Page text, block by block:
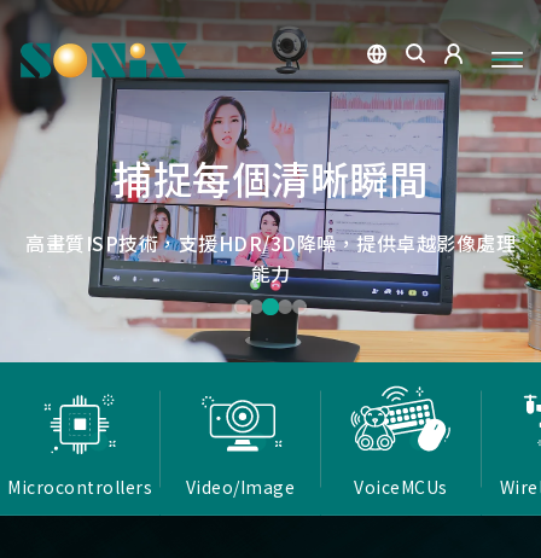
微小核心，巨大力量
松翰MCU：極致效能，智慧應用無所不在
低延遲戰場
Report Rate 性能之巔，松翰電競，掌控每一秒
捕捉每個清晰瞬間
高畫質ISP技術，支援HDR/3D降噪，提供卓越影像處理
能力
點讀魔法，數位學習新體驗
OID光學辨識技術，紙本內容瞬間數位化，開啟互動新篇
章
低延遲，無線視界
確保流暢穩定的影像傳輸
Microcontrollers Video/Image VoiceMCUs